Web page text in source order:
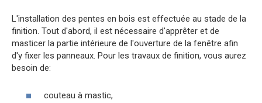
L'installation des pentes en bois est effectuée au stade de la
finition. Tout d'abord, il est nécessaire d'apprêter et de
masticer la partie intérieure de l'ouverture de la fenêtre afin
d'y fixer les panneaux. Pour les travaux de finition, vous aurez
besoin de:
couteau à mastic,